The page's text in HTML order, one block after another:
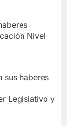
Nivel
sus haberes
Legislativo y